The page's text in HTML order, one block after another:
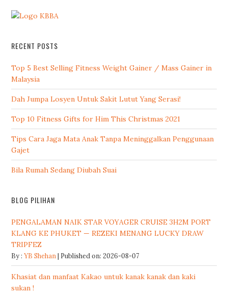
RECENT POSTS
Top 5 Best Selling Fitness Weight Gainer / Mass Gainer in
Malaysia
Dah Jumpa Losyen Untuk Sakit Lutut Yang Serasi!
Top 10 Fitness Gifts for Him This Christmas 2021
Tips Cara Jaga Mata Anak Tanpa Meninggalkan Penggunaan
Gajet
Bila Rumah Sedang Diubah Suai
BLOG PILIHAN
PENGALAMAN NAIK STAR VOYAGER CRUISE 3H2M PORT
KLANG KE PHUKET — REZEKI MENANG LUCKY DRAW
TRIPFEZ
By :YB Shehan Published on: 2026-08-07
Khasiat dan manfaat Kakao untuk kanak kanak dan kaki
sukan !